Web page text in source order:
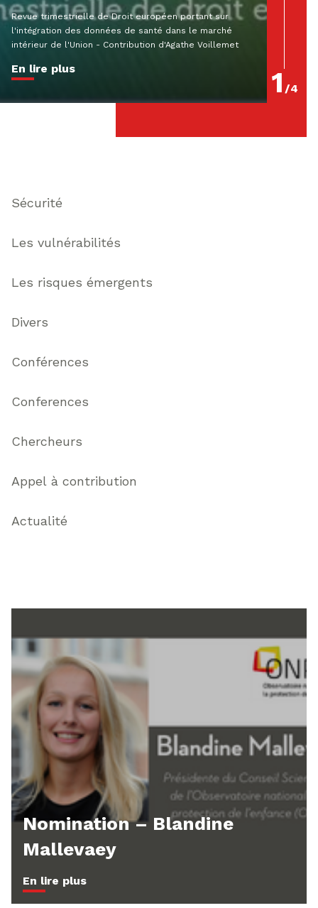
1 /4
Revue trimestrielle de Droit européen portant sur
l'intégration des données de santé dans le marché
intérieur de l'Union - Contribution d'Agathe Voillemet
En lire plus En
Thématiques
Sécurité
Les vulnérabilités
Les risques émergents
Divers
Conférences
Conferences
Chercheurs
Appel à contribution
Actualité
Nomination – Blandine
Mallevaey
En lire plus